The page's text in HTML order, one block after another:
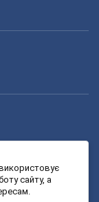
сайту, а